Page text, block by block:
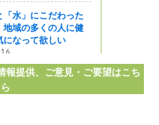
「水」にこだわった
域の多くの人に健
になって欲しい
報提供、ご意見・ご要望はこち
ら